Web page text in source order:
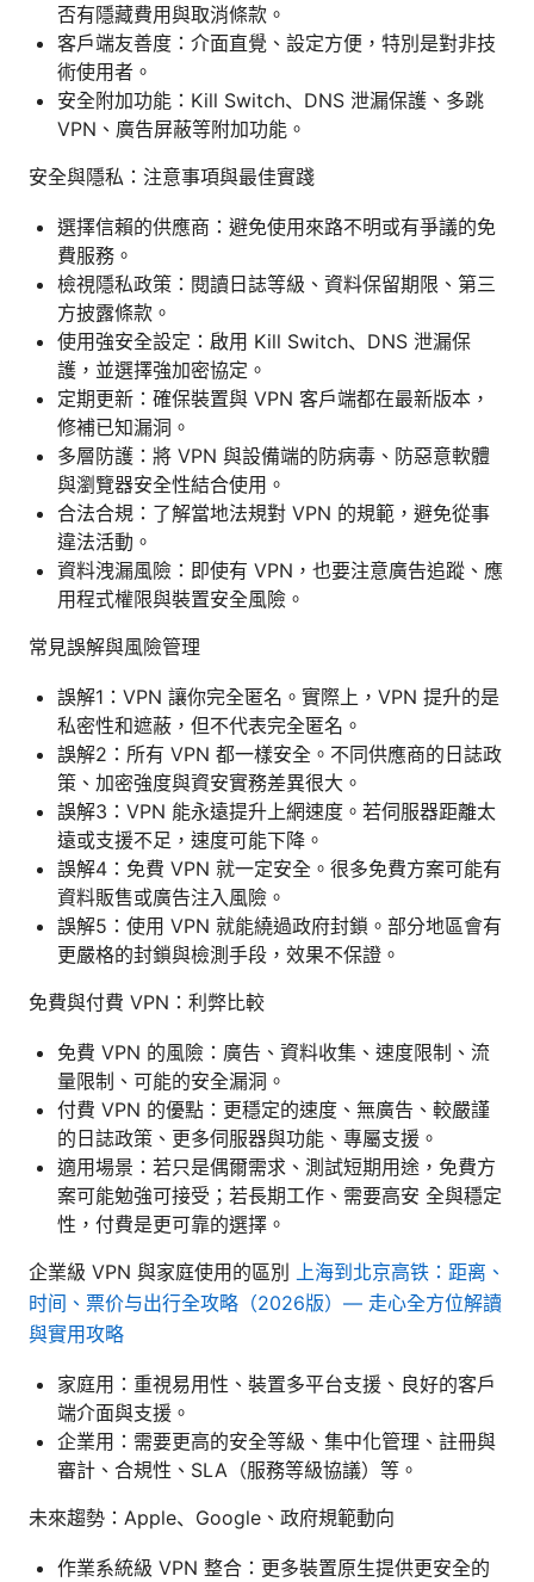
否有隱藏費用與取消條款。
客戶端友善度：介面直覺、設定方便，特別是對非技
術使用者。
安全附加功能：Kill Switch、DNS 泄漏保護、多跳
VPN、廣告屏蔽等附加功能。
安全與隱私：注意事項與最佳實踐
選擇信賴的供應商：避免使用來路不明或有爭議的免
費服務。
檢視隱私政策：閱讀日誌等級、資料保留期限、第三
方披露條款。
使用強安全設定：啟用 Kill Switch、DNS 泄漏保
護，並選擇強加密協定。
定期更新：確保裝置與 VPN 客戶端都在最新版本，
修補已知漏洞。
多層防護：將 VPN 與設備端的防病毒、防惡意軟體
與瀏覽器安全性結合使用。
合法合規：了解當地法規對 VPN 的規範，避免從事
違法活動。
資料洩漏風險：即使有 VPN，也要注意廣告追蹤、應
用程式權限與裝置安全風險。
常見誤解與風險管理
誤解1：VPN 讓你完全匿名。實際上，VPN 提升的是
私密性和遮蔽，但不代表完全匿名。
誤解2：所有 VPN 都一樣安全。不同供應商的日誌政
策、加密強度與資安實務差異很大。
誤解3：VPN 能永遠提升上網速度。若伺服器距離太
遠或支援不足，速度可能下降。
誤解4：免費 VPN 就一定安全。很多免費方案可能有
資料販售或廣告注入風險。
誤解5：使用 VPN 就能繞過政府封鎖。部分地區會有
更嚴格的封鎖與檢測手段，效果不保證。
免費與付費 VPN：利弊比較
免費 VPN 的風險：廣告、資料收集、速度限制、流
量限制、可能的安全漏洞。
付費 VPN 的優點：更穩定的速度、無廣告、較嚴謹
的日誌政策、更多伺服器與功能、專屬支援。
適用場景：若只是偶爾需求、測試短期用途，免費方
案可能勉強可接受；若長期工作、需要高安 全與穩定
性，付費是更可靠的選擇。
企業級 VPN 與家庭使用的區別
上海到北京高铁：距离、
时间、票价与出行全攻略（2026版）— 走心全方位解讀
與實用攻略
家庭用：重視易用性、裝置多平台支援、良好的客戶
端介面與支援。
企業用：需要更高的安全等級、集中化管理、註冊與
審計、合規性、SLA（服務等級協議）等。
未來趨勢：Apple、Google、政府規範動向
作業系統級 VPN 整合：更多裝置原生提供更安全的